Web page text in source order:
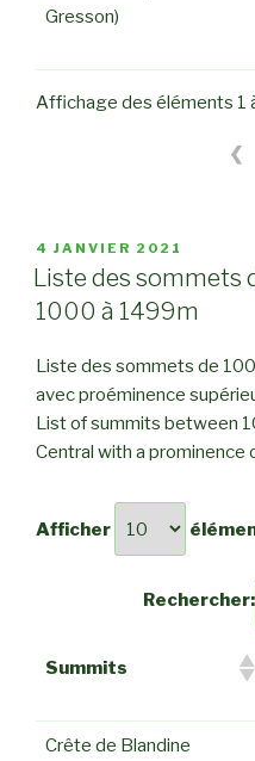
Gresson)
Affichage des éléments 1
❮
PUBLIÉ
LE
4 JANVIER 2021
Liste des sommets
1000 à 1499m
Liste des sommets de
avec proéminence
List of summits between
Central with a prominence
Afficher
Rechercher:
Summits
Crête de Blandine